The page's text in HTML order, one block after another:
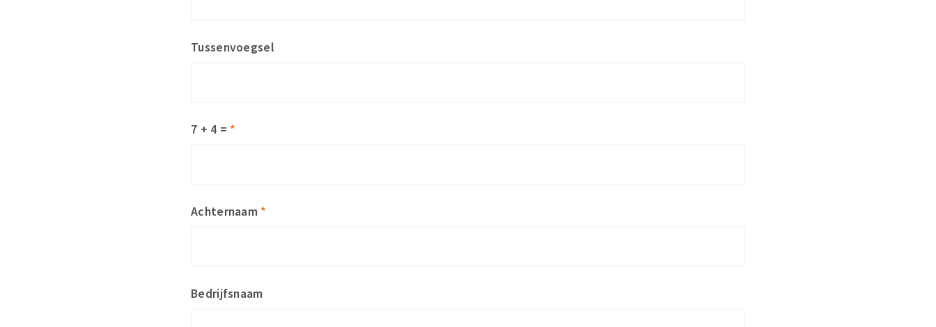
Tussenvoegsel
7 + 4 = *
Achternaam *
Bedrijfsnaam